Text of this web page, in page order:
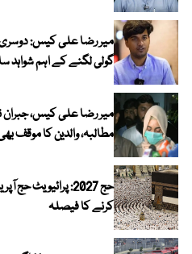
میر رضا علی کیس: دوسری
گولی لگنے کے اہم شواہد
میر رضا علی کیس، جبران
مطالبہ، والدین کا موقف
حج 2027: پرائیویٹ
کرنے کا فیصلہ